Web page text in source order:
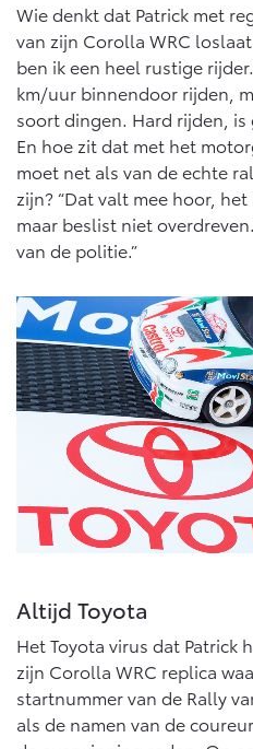
Wie denkt dat Patrick met
van zijn Corolla WRC
ben ik een heel rustige
km/uur binnendoor rijden,
soort dingen. Hard rijden, is
En hoe zit dat met het
moet net als van de echte
zijn? “Dat valt mee hoor,
maar beslist niet
van de politie.”
Altijd Toyota
Het Toyota virus dat
zijn Corolla WRC replica
startnummer van de Rally
als de namen van de